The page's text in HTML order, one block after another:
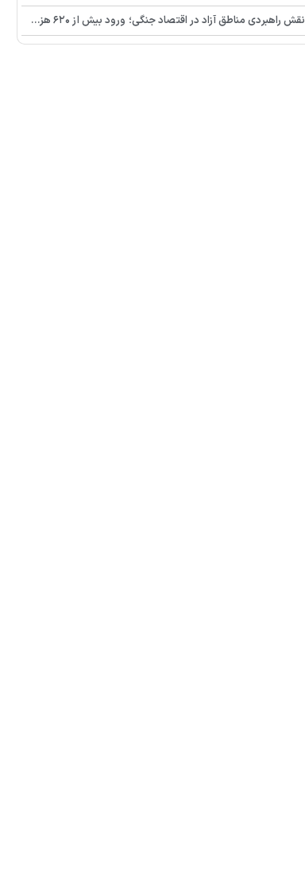
نقش راهبردی مناطق آزاد در اقتصاد جنگی؛ ورود بیش از ۶۲۰ هزار تن کالای اساسی به مناطق آزاد کشور